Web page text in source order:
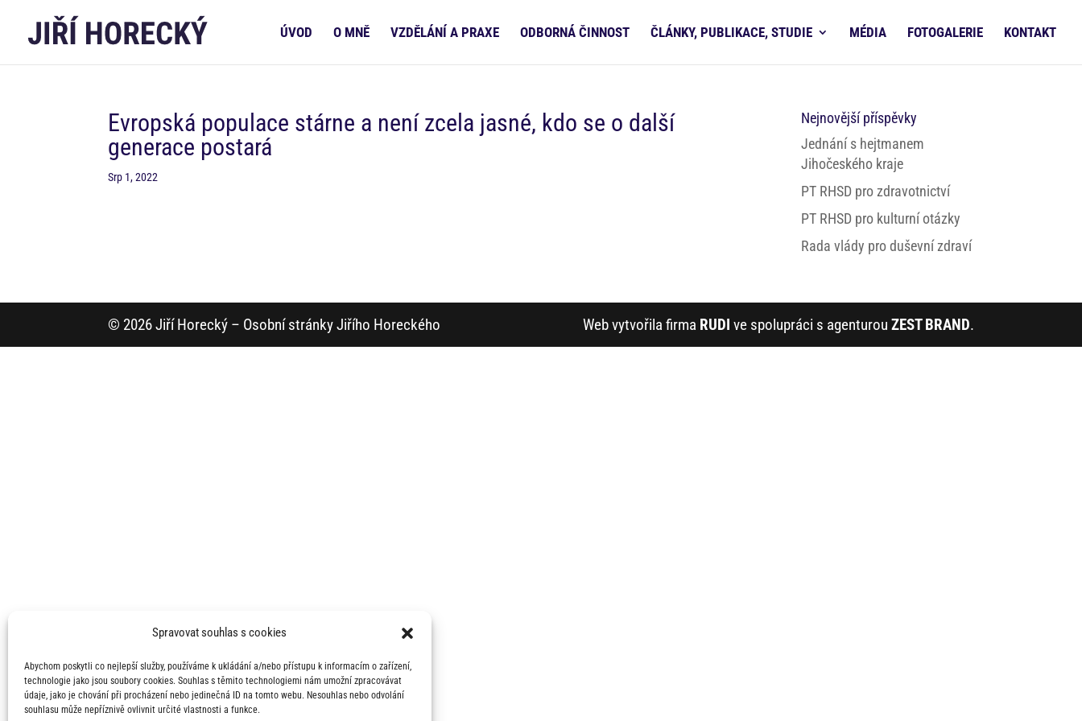
Spravovat souhlas s cookies
Abychom poskytli co nejlepší služby, používáme k ukládání a/nebo přístupu k informacím o zařízení,
technologie jako jsou soubory cookies. Souhlas s těmito technologiemi nám umožní zpracovávat
údaje, jako je chování při procházení nebo jedinečná ID na tomto webu. Nesouhlas nebo odvolání
souhlasu může nepříznivě ovlivnit určité vlastnosti a funkce.
ÚVOD O MNĚ VZDĚLÁNÍ A PRAXE ODBORNÁ ČINNOST ČLÁNKY, PUBLIKACE, STUDIE MÉDIA FOTOGALERIE KONTAKT
Evropská populace stárne a není zcela jasné, kdo se o další
generace postará
Srp 1, 2022
Nejnovější příspěvky
Jednání s hejtmanem
Jihočeského kraje
PT RHSD pro zdravotnictví
PT RHSD pro kulturní otázky
Rada vlády pro duševní zdraví
© 2026 Jiří Horecký – Osobní stránky Jiřího Horeckého Web vytvořila firma RUDI ve spolupráci s agenturou ZEST BRAND.